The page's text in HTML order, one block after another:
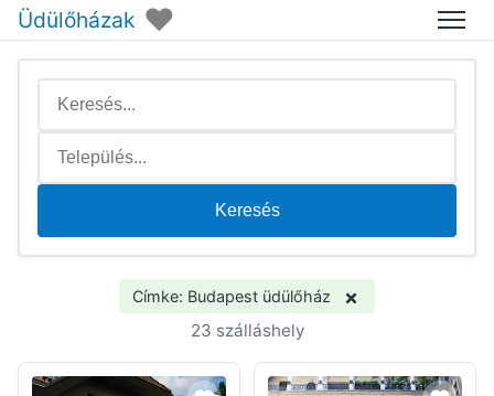
Üdülőházak ♥ Menü
Keresés
Címke: Budapest üdülőház ×
23 szálláshely